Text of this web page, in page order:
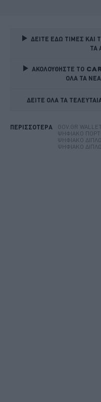
ΔΕΙΤΕ ΕΔΩ ΤΙΜΕΣ ΚΑΙ
ΤΑ
ΑΚΟΛΟΥΘΗΣΤΕ ΤΟ
ΟΛΑ ΤΑ
ΔΕΙΤΕ ΟΛΑ ΤΑ
ΠΕΡΙΣΣΟΤΕΡΑ GOV.GR WALLET
ΨΗΦΙΑΚΌ
ΨΗΦΙΑΚΌ
ΨΗΦΙΑΚΌ